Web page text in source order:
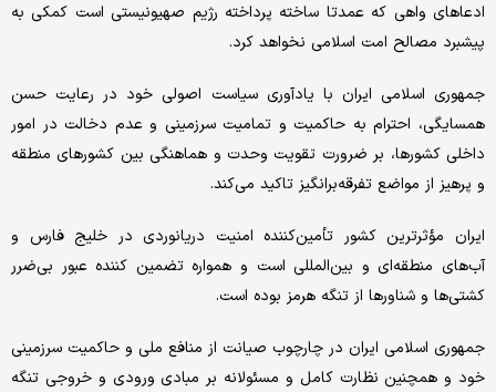
ادعاهای واهی که عمدتا ساخته پرداخته رژیم صهیونیستی است کمکی به
پیشبرد مصالح امت اسلامی نخواهد کرد.
جمهوری اسلامی ایران با یادآوری سیاست اصولی خود در رعایت حسن
همسایگی، احترام به حاکمیت و تمامیت سرزمینی و عدم دخالت در امور
داخلی کشورها، بر ضرورت تقویت وحدت و هماهنگی بین کشورهای منطقه
و پرهیز از مواضع تفرقه‌برانگیز تاکید می‌کند.
ایران مؤثرترین کشور تأمین‌کننده امنیت دریانوردی در خلیج فارس و
آب‌های منطقه‌ای و بین‌المللی است و همواره تضمین کننده عبور بی‌ضرر
کشتی‌ها و شناورها از تنگه هرمز بوده است.
جمهوری اسلامی ایران در چارچوب صیانت از منافع ملی و حاکمیت سرزمینی
خود و همچنین نظارت کامل و مسئولانه بر مبادی ورودی و خروجی تنگه